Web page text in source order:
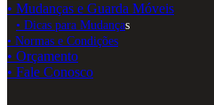
• Mudanças e Guarda Móveis
• Dicas para Mudanças
• Normas e Condições
• Orçamento
• Fale Conosco